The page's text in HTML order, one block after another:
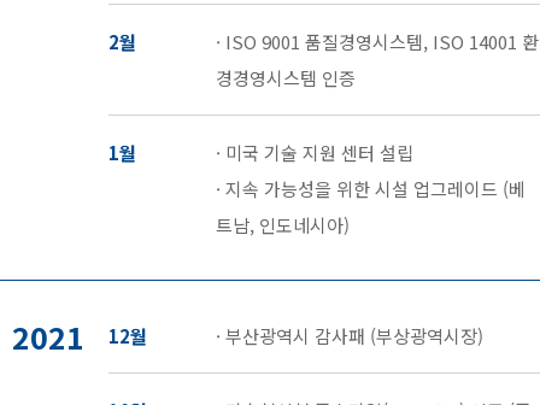
2월
· ISO 9001 품질경영시스템, ISO 14001 환
경경영시스템 인증
1월
· 미국 기술 지원 센터 설립
· 지속 가능성을 위한 시설 업그레이드 (베
트남, 인도네시아)
2021 12월 · 부산광역시 감사패 (부상광역시장)